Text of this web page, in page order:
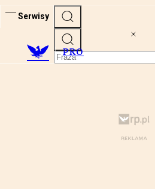
Serwisy
PRO